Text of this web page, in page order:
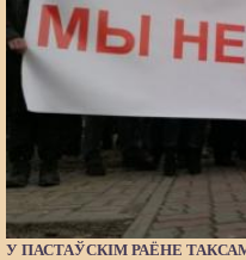
У ПАСТАЎСКІМ РАЁНЕ